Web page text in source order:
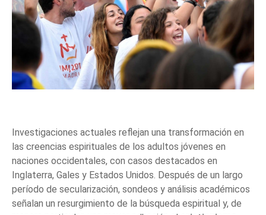
Investigaciones actuales reflejan una transformación en
las creencias espirituales de los adultos jóvenes en
naciones occidentales, con casos destacados en
Inglaterra, Gales y Estados Unidos. Después de un largo
período de secularización, sondeos y análisis académicos
señalan un resurgimiento de la búsqueda espiritual y, de